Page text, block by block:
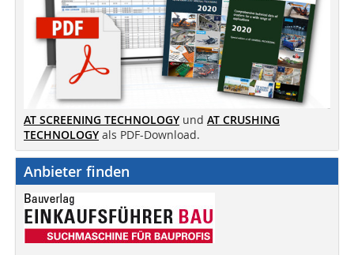
AT SCREENING TECHNOLOGY und AT CRUSHING
TECHNOLOGY als PDF-Download.
Anbieter finden